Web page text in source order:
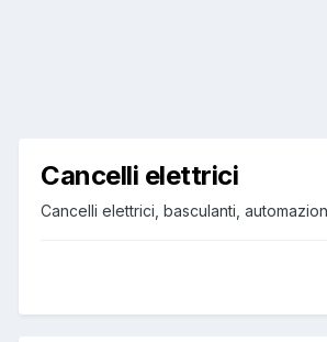
Cancelli elettrici
Cancelli elettrici, basculanti,